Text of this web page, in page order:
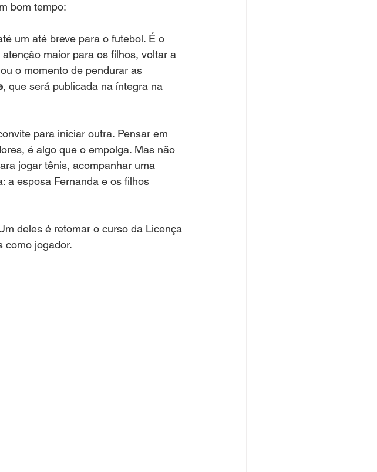
bom tempo:
um até breve para o futebol. É o
maior para os filhos, voltar a
o momento de pendurar as
, que será publicada na íntegra na
para iniciar outra. Pensar em
é algo que o empolga. Mas não
jogar tênis, acompanhar uma
a esposa Fernanda e os filhos
deles é retomar o curso da Licença
como jogador.